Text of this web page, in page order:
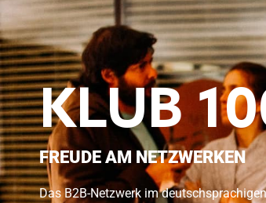
KLUB
FREUDE AM NETZWERKEN
Das B2B-Netzwerk im